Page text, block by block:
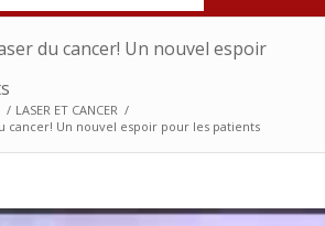
du cancer! Un nouvel espoir
/ LASER ET CANCER /
cancer! Un nouvel espoir pour les patients